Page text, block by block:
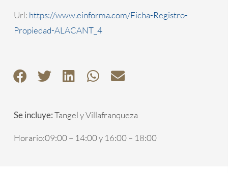
Url: https://www.einforma.com/Ficha-Registro-
Propiedad-ALACANT_4
Se incluye:Tangel y Villafranqueza
Horario:09:00 – 14:00 y 16:00 – 18:00